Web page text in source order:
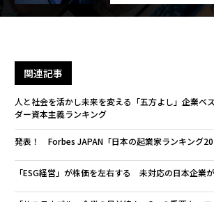
関連記事
人と社会を活かし未来を変える「五方よし」企業ベ
ダー資本主義ランキング
発表！ Forbes JAPAN「日本の起業家ランキング
「ESG経営」が株価を左右する 未対応の日本企業